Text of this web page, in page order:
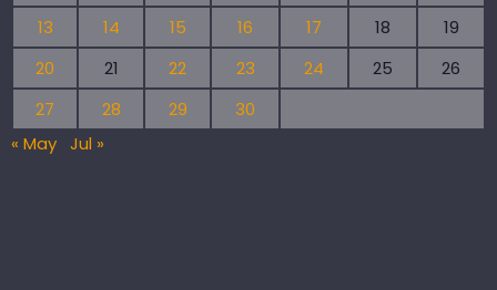
13
14 15 16 17 18
19
20
21 22 23 24 25
26
27
28 29
30
« May Jul »